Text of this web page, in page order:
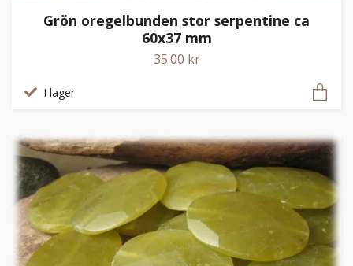
Grön oregelbunden stor serpentine ca
60x37 mm
35.00 kr
I lager